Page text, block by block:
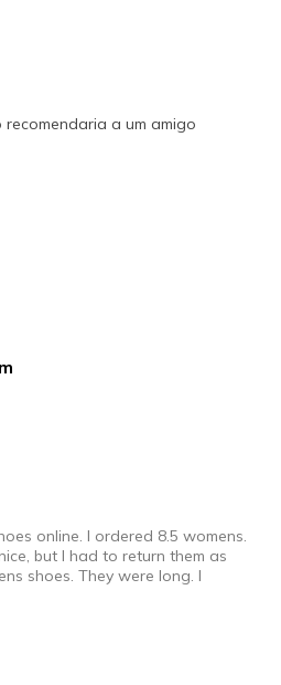
Shoes
recomendaria a um amigo
online. I ordered 8.5 womens.
but I had to return them as
shoes. They were long. I